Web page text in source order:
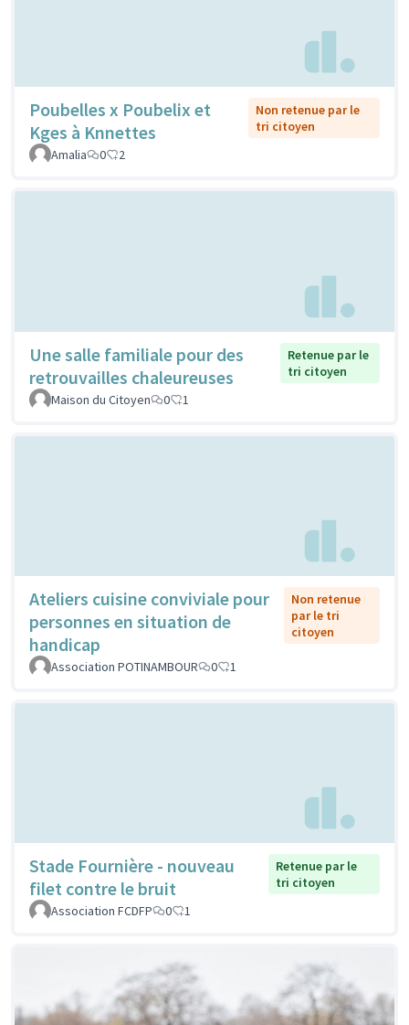
Poubelles x Poubelix et
Kges à Knnettes
Non retenue par le
tri citoyen
Amalia
0 2
Une salle familiale pour des
retrouvailles chaleureuses
Retenue par le
tri citoyen
Maison du Citoyen
0 1
Ateliers cuisine conviviale pour
personnes en situation de
handicap
Non retenue
par le tri
citoyen
Association POTINAMBOUR 0 1
Stade Fournière - nouveau
filet contre le bruit
Retenue par le
tri citoyen
Association FCDFP
0 1